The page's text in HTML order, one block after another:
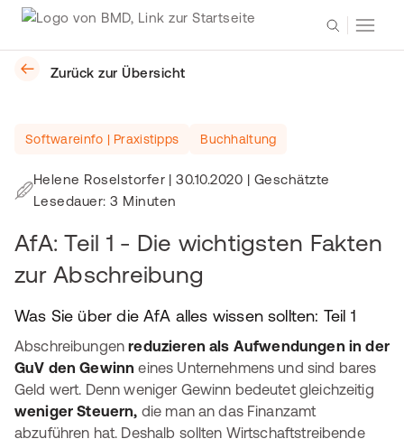
Zurück zur Übersicht
Softwareinfo | Praxistipps Buchhaltung
Helene Roselstorfer |30.10.2020 | Geschätzte
Lesedauer: 3 Minuten
AfA: Teil 1 - Die wichtigsten Fakten
zur Abschreibung
Was Sie über die AfA alles wissen sollten: Teil 1
Abschreibungenreduzieren als Aufwendungen in der
GuV den Gewinn eines Unternehmens und sind bares
Geld wert. Denn weniger Gewinn bedeutet gleichzeitig
weniger Steuern, die man an das Finanzamt
abzuführen hat. Deshalb sollten Wirtschaftstreibende